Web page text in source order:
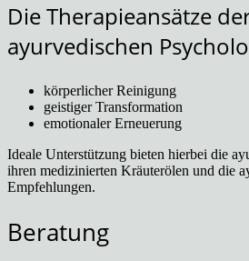
Die Therapieansätze
ayurvedischen
körperlicher Reinigung
geistiger Transformation
emotionaler Erneuerung
Ideale Unterstützung bieten hierbei die
ihren medizinierten Kräuterölen und die
Empfehlungen.
Beratung